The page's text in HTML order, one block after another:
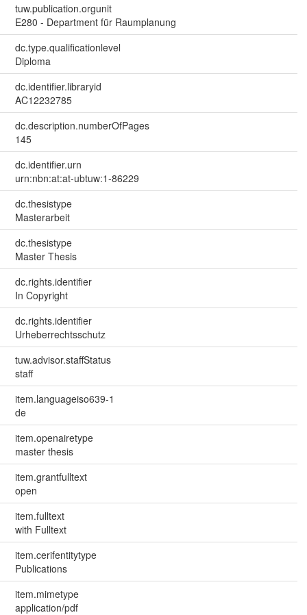
tuw.publication.orgunit
E280 - Department für Raumplanung
dc.type.qualificationlevel
Diploma
dc.identifier.libraryid
AC12232785
dc.description.numberOfPages
145
dc.identifier.urn
urn:nbn:at:at-ubtuw:1-86229
dc.thesistype
Masterarbeit
dc.thesistype
Master Thesis
dc.rights.identifier
In Copyright
dc.rights.identifier
Urheberrechtsschutz
tuw.advisor.staffStatus
staff
item.languageiso639-1
de
item.openairetype
master thesis
item.grantfulltext
open
item.fulltext
with Fulltext
item.cerifentitytype
Publications
item.mimetype
application/pdf